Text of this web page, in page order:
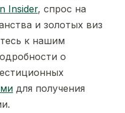
Insider, спрос на
и золотых виз
к нашим
о
для получения